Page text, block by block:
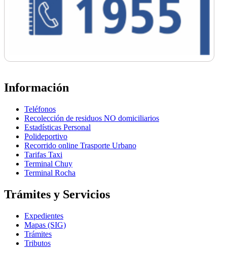
Información
Teléfonos
Recolección de residuos NO domiciliarios
Estadísticas Personal
Polideportivo
Recorrido online Trasporte Urbano
Tarifas Taxi
Terminal Chuy
Terminal Rocha
Trámites y Servicios
Expedientes
Mapas (SIG)
Trámites
Tributos